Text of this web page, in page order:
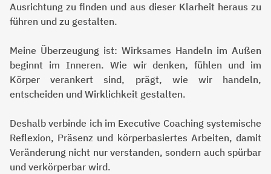
Ausrichtung zu finden und aus dieser Klarheit heraus zu
führen und zu gestalten.
Meine Überzeugung ist: Wirksames Handeln im Außen
beginnt im Inneren. Wie wir denken, fühlen und im
Körper verankert sind, prägt, wie wir handeln,
entscheiden und Wirklichkeit gestalten.
Deshalb verbinde ich im Executive Coaching systemische
Reflexion, Präsenz und körperbasiertes Arbeiten, damit
Veränderung nicht nur verstanden, sondern auch spürbar
und verkörperbar wird.